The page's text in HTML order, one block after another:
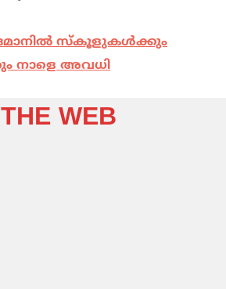
സ്‌കൂളുകള്‍ക്കും
നാളെ അവധി
THE WEB